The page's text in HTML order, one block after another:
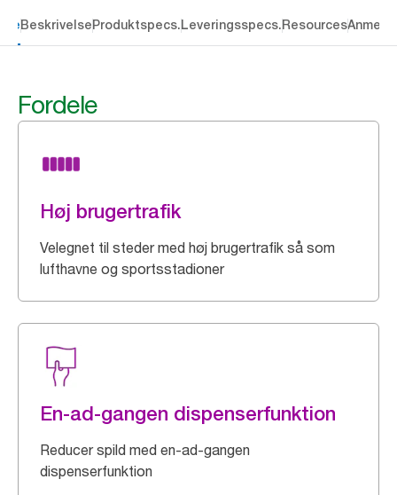
BeskrivelseProduktspecs.Leveringsspecs.Resources
Fordele
Høj brugertrafik
Velegnet til steder med høj brugertrafik så som
lufthavne og sportsstadioner
En-ad-gangen dispenserfunktion
Reducer spild med en-ad-gangen
dispenserfunktion